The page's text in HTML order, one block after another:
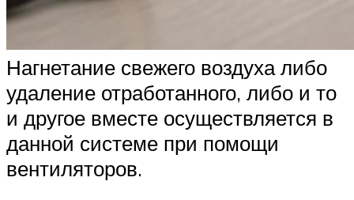
Нагнетание свежего воздуха либо
удаление отработанного, либо и то
и другое вместе осуществляется в
данной системе при помощи
вентиляторов.